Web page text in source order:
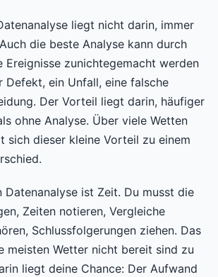
liegt nicht darin, immer
die beste Analyse kann durch
Ereignisse zunichtegemacht werden
Defekt, ein Unfall, eine falsche
Der Vorteil liegt darin, häufiger
ohne Analyse. Über viele Wetten
sich dieser kleine Vorteil zu einem
Datenanalyse ist Zeit. Du musst die
Zeiten notieren, Vergleiche
Schlussfolgerungen ziehen. Das
meisten Wetter nicht bereit sind zu
liegt deine Chance: Der Aufwand